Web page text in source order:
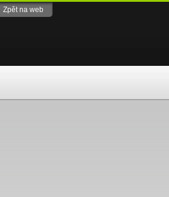
Zpět na web